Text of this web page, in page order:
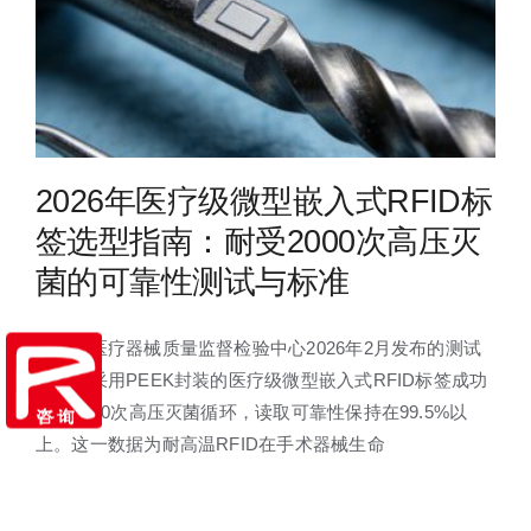
2026年医疗级微型嵌入式RFID标
签选型指南：耐受2000次高压灭
菌的可靠性测试与标准
据国家医疗器械质量监督检验中心2026年2月发布的测试
报告，采用PEEK封装的医疗级微型嵌入式RFID标签成功
耐受2000次高压灭菌循环，读取可靠性保持在99.5%以
上。这一数据为耐高温RFID在手术器械生命